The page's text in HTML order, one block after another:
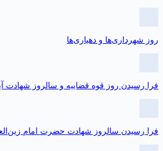
روز شهرداری‌ها و دهیاری‌ها
فرا رسیدن روز قوه قضاییه و سالروز شهادت
فرا رسیدن سالروز شهادت حضرت امام